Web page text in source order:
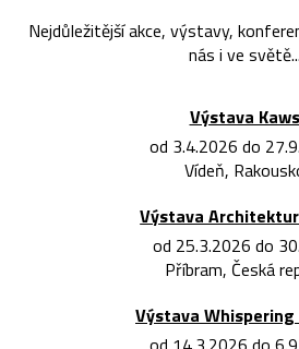
Nejdůležitější akce, výstavy,
nás i ve světě...
Výstava Kaws
od 3.4.2026 do
Vídeň,
Výstava
od 25.3.2026 do
Příbram, Česká
Výstava